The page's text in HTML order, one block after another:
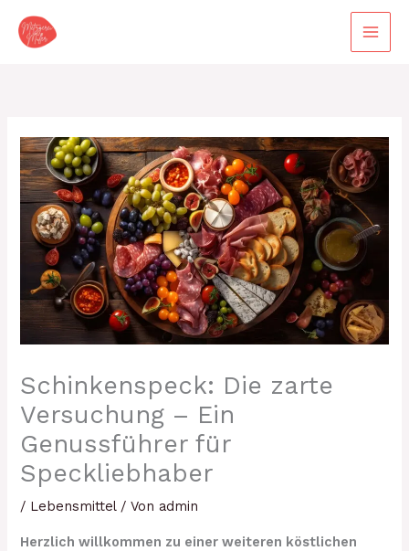
Inhalt
Schinkenspeck: Die zarte
Versuchung – Ein
Genussführer für
Speckliebhaber
/ Lebensmittel/ Von admin
Herzlich willkommen zu einer weiteren köstlichen